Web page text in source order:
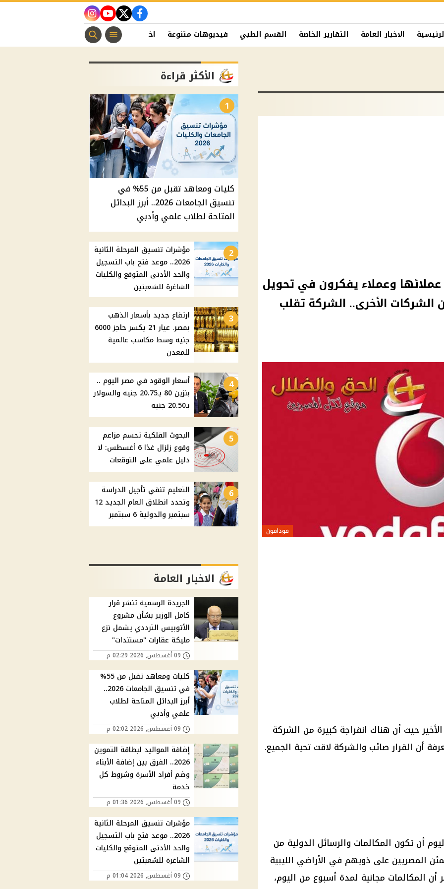
facebook
twitter
youtube
instagram
الاخبار العامة التقارير الخاصة القسم الطبي فيديوهات متنوعة اخبار الفن منوعات مسيحية
وعملاء يفكرون في تحويل
الشركات الأخرى.. الشركة تقلب
فودافون
حيث أن هناك انفراجة كبيرة من الشركة
أن القرار صائب والشركة لاقت تحية الجميع.
أن تكون المكالمات والرسائل الدولية من
المصريين على ذويهم في الأراضي الليبية
أن المكالمات مجانية لمدة أسبوع من اليوم،
الأكثر قراءة
1
كليات ومعاهد تقبل من 55% في
تنسيق الجامعات 2026.. أبرز البدائل
المتاحة لطلاب علمي وأدبي
2
مؤشرات تنسيق المرحلة الثانية
2026.. موعد فتح باب التسجيل
والحد الأدنى المتوقع والكليات
الشاغرة للشعبتين
3
ارتفاع جديد بأسعار الذهب
بمصر. عيار 21 يكسر حاجز 6000
جنيه وسط مكاسب عالمية
للمعدن
4
أسعار الوقود في مصر اليوم ..
بنزين 80 بـ20.75 جنيه والسولار
بـ20.50 جنيه
5
البحوث الفلكية تحسم مزاعم
وقوع زلزال غدًا 6 أغسطس: لا
دليل علمي على التوقعات
6
التعليم تنفي تأجيل الدراسة
وتحدد انطلاق العام الجديد 12
سبتمبر والدولية 6 سبتمبر
الاخبار العامة
الجريدة الرسمية تنشر قرار
كامل الوزير بشأن مشروع
الأتوبيس الترددي يشمل نزع
مليكة عقارات "مستندات"
09 أغسطس, 2026 02:29 م
كليات ومعاهد تقبل من 55%
في تنسيق الجامعات 2026..
أبرز البدائل المتاحة لطلاب
علمي وأدبي
09 أغسطس, 2026 02:02 م
إضافة المواليد لبطاقة التموين
2026.. الفرق بين إضافة الأبناء
وضم أفراد الأسرة وشروط كل
خدمة
09 أغسطس, 2026 01:36 م
مؤشرات تنسيق المرحلة الثانية
2026.. موعد فتح باب التسجيل
والحد الأدنى المتوقع والكليات
الشاغرة للشعبتين
09 أغسطس, 2026 01:04 م